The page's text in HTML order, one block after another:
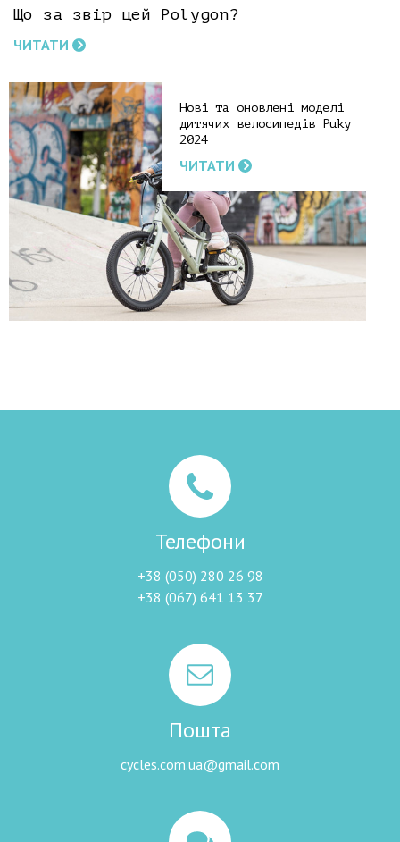
Що за звір цей Polygon?
ЧИТАТИ
Нові та оновлені моделі
дитячих велосипедів Puky
2024
ЧИТАТИ
Телефони
+38 (050) 280 26 98
+38 (067) 641 13 37
Пошта
cycles.com.ua@gmail.com